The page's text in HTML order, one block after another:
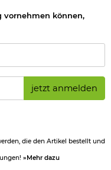
vornehmen können,
jetzt anmelden
die den Artikel bestellt und
»Mehr dazu